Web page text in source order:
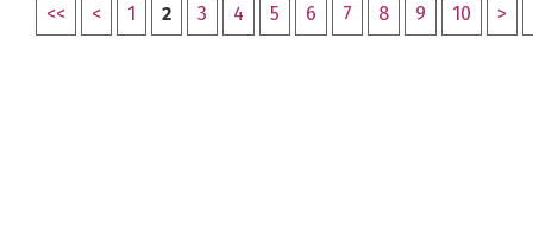
<< < 1 2 3 4 5 6 7 8 9 10 >